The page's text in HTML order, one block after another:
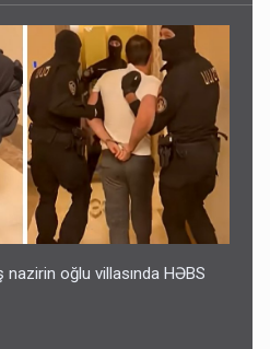
oğlu villasında HƏBS